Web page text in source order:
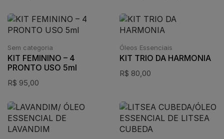
Sem categoria
KIT FEMININO – 4
PRONTO USO 5ml
R$ 95,00
Óleos Essenciais
KIT TRIO DA HARMONIA
R$ 80,00